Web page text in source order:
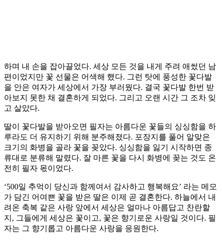
하며 내 손을 잡아끌었다. 세상 모든 것을 내게 주려 애썼던 남
편이었지만 꽃 선물은 어색해 했다. 그런 탓에 풍성한 꽃다발
을 안은 여자가 세상에서 가장 부러웠다. 결국 꽃다발 한번 받
아보지 못한 채 결혼하게 되었다. 그리고 오랜 시간 그 조차 잊
고 살았다.
딸이 꽃다발을 받아오면 필자는 아름다운 꽃들의 싱싱함을 하
루라도 더 유지하기 위해 분주해졌다. 포장지를 풀어 알맞은
크기의 화병을 골라 꽃을 꽂았다. 싱싱함을 잃기 시작하면 종
류대로 분류해 말렸다. 잘 마른 꽃을 다시 화병에 꽂는 것도 온
전히 필자 몫이었다.
‘500일 추억이 당신과 함께여서 감사하고 행복해요’ 라는 메모
가 담긴 어여쁜 꽃을 받은 딸은 이제 곧 결혼한다. 하늘에서 내
려온 축복 같은 사랑 앞에서 세상은 얼마나 아름답고 찬란할
지, 그들에게 세상은 꽃이고, 꽃은 향기로운 사랑일 것이다. 필
자는 그 향기롭고 아름다운 사랑을 응원한다.